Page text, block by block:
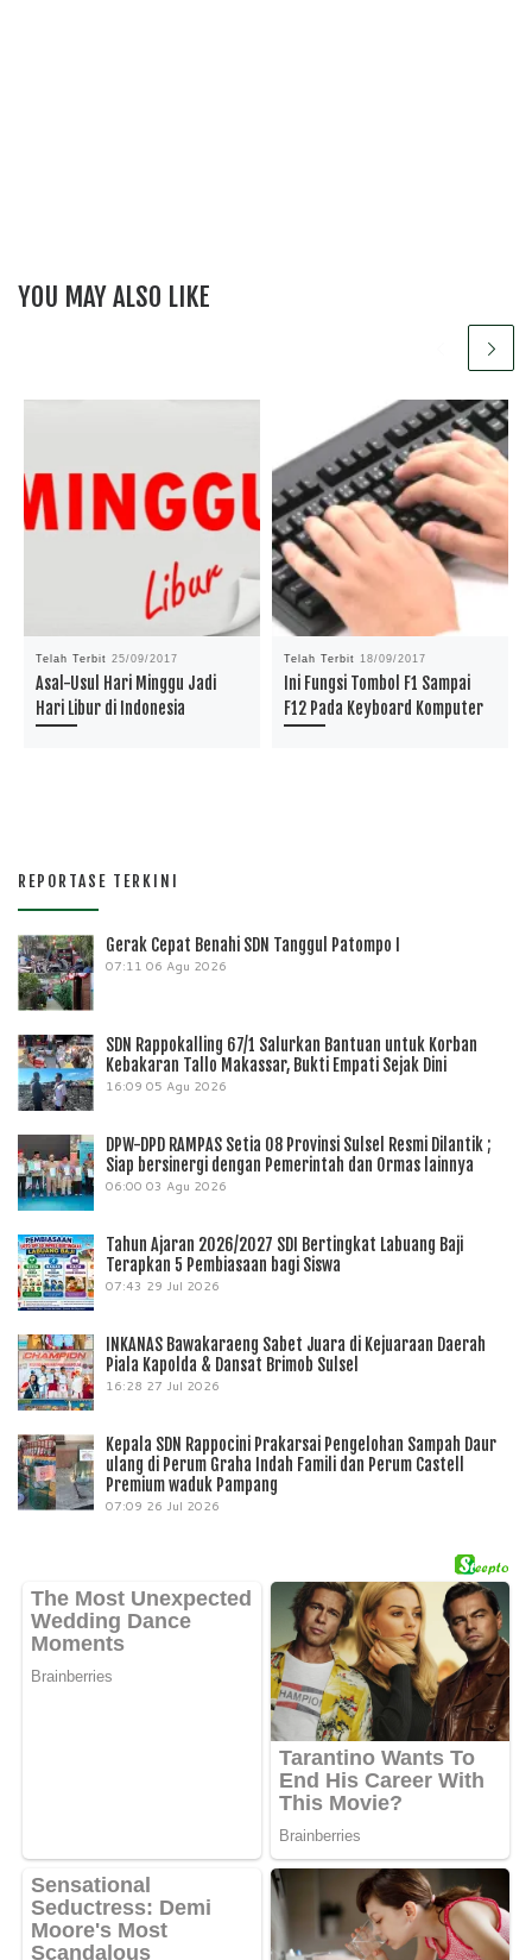
YOU MAY ALSO LIKE
Telah Terbit25/09/2017
Asal-Usul Hari Minggu Jadi
Hari Libur di Indonesia
Telah Terbit18/09/2017
Ini Fungsi Tombol F1 Sampai
F12 Pada Keyboard Komputer
REPORTASE TERKINI
Gerak Cepat Benahi SDN Tanggul Patompo I
07:11 06 Agu 2026
SDN Rappokalling 67/1 Salurkan Bantuan untuk Korban
Kebakaran Tallo Makassar, Bukti Empati Sejak Dini
16:09 05 Agu 2026
DPW-DPD RAMPAS Setia 08 Provinsi Sulsel Resmi Dilantik ;
Siap bersinergi dengan Pemerintah dan Ormas lainnya
06:00 03 Agu 2026
Tahun Ajaran 2026/2027 SDI Bertingkat Labuang Baji
Terapkan 5 Pembiasaan bagi Siswa
07:43 29 Jul 2026
INKANAS Bawakaraeng Sabet Juara di Kejuaraan Daerah
Piala Kapolda & Dansat Brimob Sulsel
16:28 27 Jul 2026
Kepala SDN Rappocini Prakarsai Pengelohan Sampah Daur
ulang di Perum Graha Indah Famili dan Perum Castell
Premium waduk Pampang
07:09 26 Jul 2026